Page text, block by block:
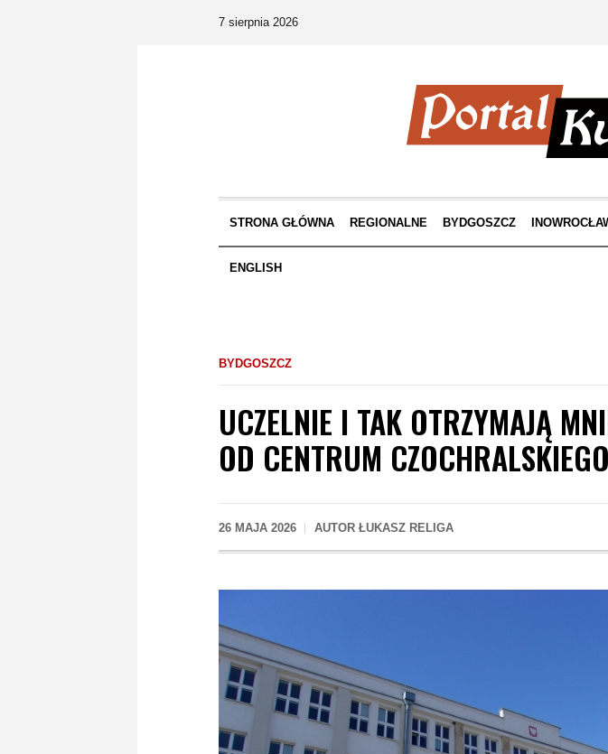
7 sierpnia 2026
STRONA GŁÓWNA REGIONALNE BYDGOSZCZ
ENGLISH
BYDGOSZCZ
UCZELNIE I TAK OTRZYMAJĄ
OD CENTRUM CZOCHRALSKIEGO
26 MAJA 2026 AUTOR ŁUKASZ RELIGA